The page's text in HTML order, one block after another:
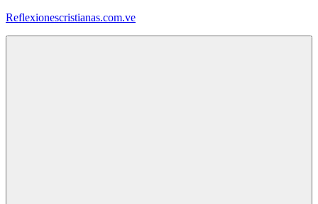
Saltar
Reflexionescristianas.com.ve